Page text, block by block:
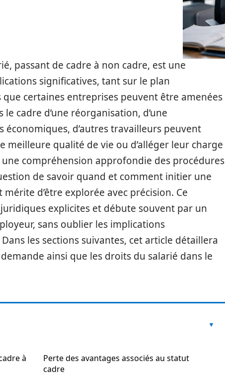
passant de cadre à non cadre, est une
significatives, tant sur le plan
certaines entreprises peuvent être amenées
cadre d’une réorganisation, d’une
d’autres travailleurs peuvent
meilleure qualité de vie ou d’alléger leur charge
compréhension approfondie des procédures
de savoir quand et comment initier une
d’être explorée avec précision. Ce
explicites et débute souvent par un
sans oublier les implications
les sections suivantes, cet article détaillera
ainsi que les droits du salarié dans le
à
Perte des avantages associés au statut
cadre